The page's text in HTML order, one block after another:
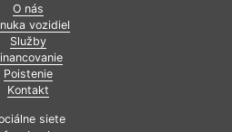
O nás
vozidiel
Služby
Poistenie
Kontakt
siete